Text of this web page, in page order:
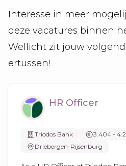
Interesse in meer
deze vacatures binnen
Wellicht zit jouw
ertussen!
HR Officer
Triodos Bank 3.404 -
Driebergen-Rijsenburg